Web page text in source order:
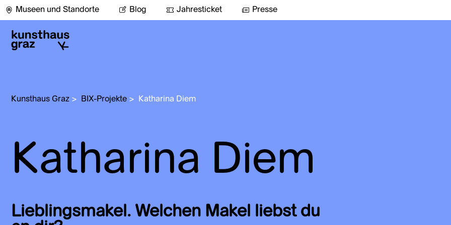
Museen und Standorte Blog Jahresticket Presse
Kunsthaus Graz > BIX-Projekte > Katharina Diem
Katharina Diem
Lieblingsmakel. Welchen Makel liebst du